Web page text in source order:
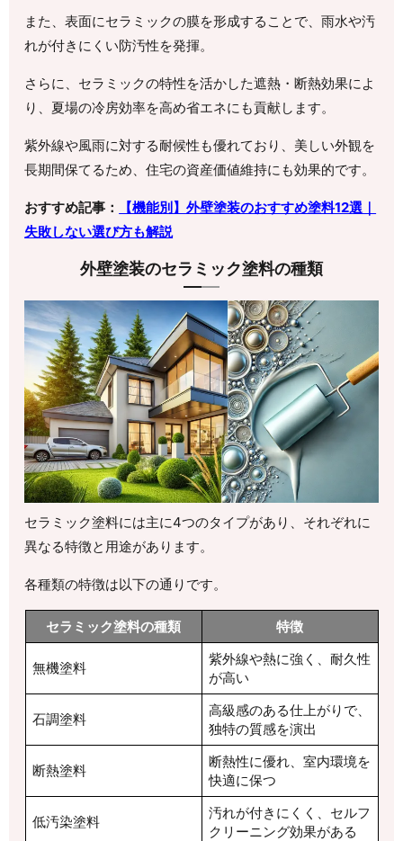
また、表面にセラミックの膜を形成することで、雨水や汚
れが付きにくい防汚性を発揮。
さらに、セラミックの特性を活かした遮熱・断熱効果によ
り、夏場の冷房効率を高め省エネにも貢献します。
紫外線や風雨に対する耐候性も優れており、美しい外観を
長期間保てるため、住宅の資産価値維持にも効果的です。
おすすめ記事：
【機能別】外壁塗装のおすすめ塗料12選｜
失敗しない選び方も解説
外壁塗装のセラミック塗料の種類
セラミック塗料には主に4つのタイプがあり、それぞれに
異なる特徴と用途があります。
各種類の特徴は以下の通りです。
セラミック塗料の種類 特徴
無機塗料
紫外線や熱に強く、耐久性
が高い
石調塗料
高級感のある仕上がりで、
独特の質感を演出
断熱塗料
断熱性に優れ、室内環境を
快適に保つ
低汚染塗料
汚れが付きにくく、セルフ
クリーニング効果がある